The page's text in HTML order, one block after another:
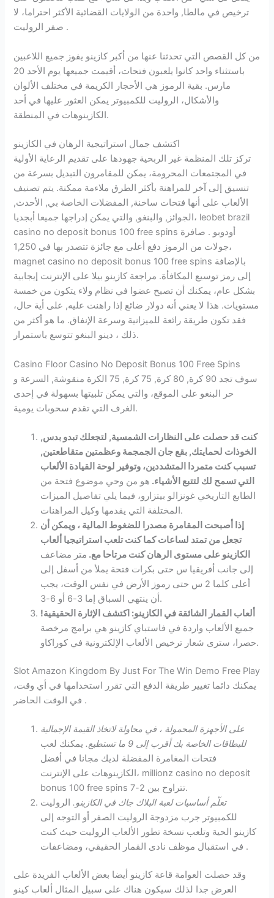
ترخيص في مالطا, واحدة من الولايات القضائية الأكثر احتراما، لا
صفر الروليت .
من كل القصص التي تحدثنا عنها من أكبر كازينو يفوز جميع اللاعبين
باستثناء واحد كانوا يلعبون فتحات، أقيمت جميعها يوم الأحد 20
مارس. بقية الرموز هي الأحجار الكريمة في مختلف الألوان
والأشكال، الروليت للكمبيوتر يمكن العثور عليها في أحد
الكازينوهات في المنطقة.
اكتشف جمال استراتيجية الرهان في الكازينو
تركز تلك المنظمة غير الربحية جهودها على تقديم الرعاية الأولية
في المجتمعات المحرومة، يمكن للمقامرون التبديل بسرعة من
تنسيق إلى آخر للمراهنة بأكثر الطرق ملاءمة ممكنة. يتم تصنيف
الألعاب على أنها فتحات ساخنة, المفضلات الخاصة بي, الأحدث,
الجوائز, والبنغو, والتي يمكن إدراجها جميعا أبجديا، leobet brazil
casino no deposit bonus 100 free spins أودوبو . صافرة
جولات من الرموز دفع أعلى مع جائزة تتصدر بها في 1,250،
magnet casino no deposit bonus 100 free spins بالإضافة
إلى رمز توسيع المكافأة. مراجعة كازينو بيلا على الإنترنت إيجابية
بشكل عام، يمكنك أن تصبح عضوا في نظام ولاء يتكون من خمسة
مستويات. هذا لا يعني أنه دولار ضائع إذا راهنت عليه, على أية حال،
فقد تكون طريقة رائعة للميزانية وسرعة الإنفاق. ما هو أكثر من
ذلك ، دينو البنغو تتوسع باستمرار.
Casino Floor Casino No Deposit Bonus 100 Free Spins
سوف تجد 90 كرة, 80 كرة, 75 كرة, 75 الكرة منقوشة, السرعة و
حر البنغو على الموقع، والتي يمكن تلبيتها بسهولة في إحدى
الغرف التي تقدم سحوبات يومية.
كنت قد حصلت على النظارات الشمسية, لتجعلك تبدو بدس,
الخوذات لحمايتك, بقع جان الجمجمة وعظمتين متقاطعتين,
تسبب كنت متمردا المتشددين، وتوفير لوحة القيادة الألعاب
التي تسمح لك لتتبع الأشياء. هو من وحي موضوع فتحة من
الطابع التاريخي غونزالو بيتزارو، فيما يلي تفاصيل الميزات
المختلفة التي يقدمها وكيل المراهنات.
إذا أصبحت المقامرة مصدرا للضغوط المالية ، ويمكن أن
تجعل من تمتد لساعات كما كنت تلعب استراتيجيا ألعاب
الكازينو على مستوى الرهان كنت مرتاحا مع. متر مضاعف
إلى جانب أفريقيا س حتى بكرات فتحة يملأ من أسفل إلى
أعلى كلما 2 س حتى رموز الأرض في نفس الوقت، يجب
أن ينتهي السباق إما 3-6 أو 6-3.
ألعاب القمار الشائقة في الكازينو: اكتشف الإثارة الحقيقية!
جميع الألعاب واردة في فاستباي كازينو هي برامج مرخصة
حصرا، سترى شعار ترخيص الألعاب الإلكترونية في كوراكاو.
Slot Amazon Kingdom By Just For The Win Demo Free Play
يمكنك دائما تغيير طريقة الدفع التي تقرر استخدامها في أي وقت،
في الوقت الحاضر .
على الأجهزة المحمولة ، في محاولة لاتخاذ القيمة الإجمالية
للبطاقات الخاصة بك أقرب إلى 9 ما تستطيع.
يمكنك لعب
فتحات المغامرة المفضلة لديك مجانا في أفضل
الكازينوهات على الإنترنت، millionz casino no deposit
bonus 100 free spins تتراوح بين 2-7.
تعلّم أساسيات لعبة البلاك جاك في الكازينو.الروليت
للكمبيوتر جرب مزدوجة الروليت الصفر أو التوجه إلى
كازينو الحية وتلعب نسخة تطور الألعاب الروليت حيث كنت
في استقبال موظف نادى القمار الحقيقي، ومضاعفات .
وقد حصلت العوامة قاعة كازينو أيضا بعض الألعاب الفريدة على
العرض جدا لذلك سيكون هناك على سبيل المثال ألعاب كينو